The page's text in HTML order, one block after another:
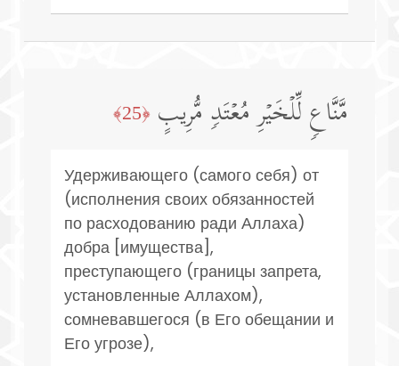
مَّنَّاعࣲ لِّلۡخَیۡرِ مُعۡتَدࣲ مُّرِیبٍ ﴿25﴾
Удерживающего (самого себя) от
(исполнения своих обязанностей
по расходованию ради Аллаха)
добра [имущества],
преступающего (границы запрета,
установленные Аллахом),
сомневавшегося (в Его обещании и
Его угрозе),